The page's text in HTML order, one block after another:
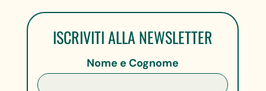
ISCRIVITI ALLA NEWSLETTER
Nome e Cognome